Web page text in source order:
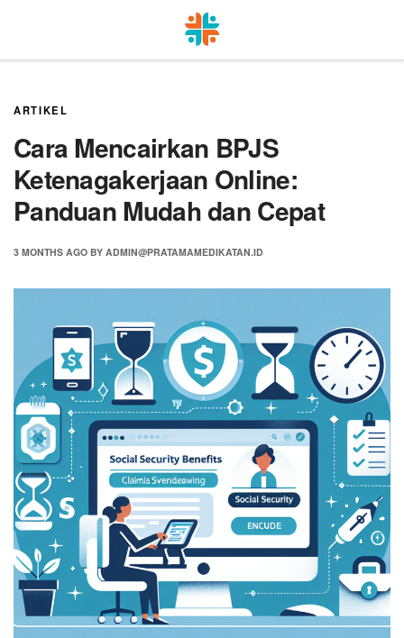
ARTIKEL
Cara Mencairkan BPJS
Ketenagakerjaan Online:
Panduan Mudah dan Cepat
3 MONTHS AGO BY ADMIN@PRATAMAMEDIKATAN.ID